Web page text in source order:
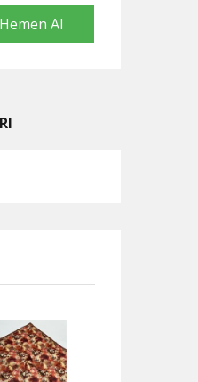
Hemen Al